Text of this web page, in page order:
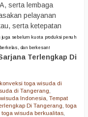
serta lembaga
pelayanan
serta ketepatan
sebelum kuota produksi penuh
dan berkesan!
Terlengkap Di
konveksi toga wisuda di
di Tangerang
Indonesia Tempat
Di Tangerang toga
toga wisuda berkualitas